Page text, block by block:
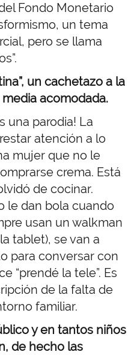
Fondo Monetario
un tema
pero se llama
un cachetazo a la
acomodada.
una parodia! La
atención a lo
mujer que no le
crema. Está
de cocinar.
le dan bola cuando
usan un walkman
tablet), se van a
para conversar con
“prendé la tele”. Es
de la falta de
familiar.
y en tantos niños
de hecho las